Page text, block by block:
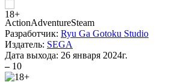
ActionAdventureSteam
Разработчик: Ryu Ga Gotoku Studio
Издатель: SEGA
Дата выхода: 26 января 2024г.
– 10